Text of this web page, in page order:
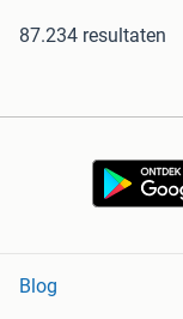
87.234 resultaten
Blog